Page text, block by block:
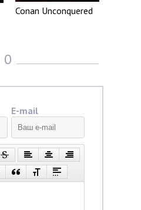
Conan Unconquered
0
E-mail